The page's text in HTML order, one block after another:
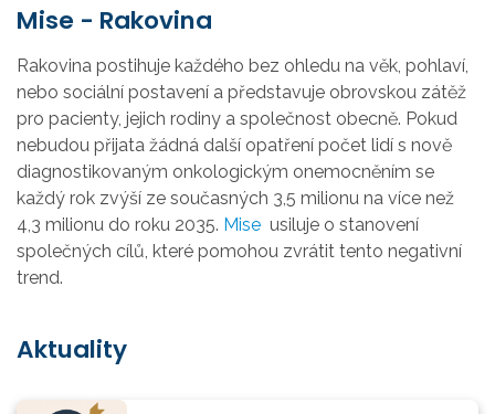
Mise - Rakovina
Rakovina postihuje každého bez ohledu na věk, pohlaví,
nebo sociální postavení a představuje obrovskou zátěž
pro pacienty, jejich rodiny a společnost obecně. Pokud
nebudou přijata žádná další opatření počet lidí s nově
diagnostikovaným onkologickým onemocněním se
každý rok zvýší ze současných 3,5 milionu na více než
4,3 milionu do roku 2035. Mise usiluje o stanovení
společných cílů, které pomohou zvrátit tento negativní
trend.
Aktuality